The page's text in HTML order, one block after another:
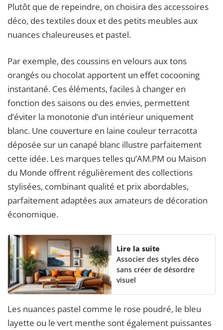
Plutôt que de repeindre, on choisira des accessoires
déco, des textiles doux et des petits meubles aux
nuances chaleureuses et pastel.
Par exemple, des coussins en velours aux tons
orangés ou chocolat apportent un effet cocooning
instantané. Ces éléments, faciles à changer en
fonction des saisons ou des envies, permettent
d’éviter la monotonie d’un intérieur uniquement
blanc. Une couverture en laine couleur terracotta
déposée sur un canapé blanc illustre parfaitement
cette idée. Les marques telles qu’AM.PM ou Maison
du Monde offrent régulièrement des collections
stylisées, combinant qualité et prix abordables,
parfaitement adaptées aux amateurs de décoration
économique.
Lire la suite
Associer des styles déco
sans créer de désordre
visuel
Les nuances pastel comme le rose poudré, le bleu
layette ou le vert menthe sont également puissantes